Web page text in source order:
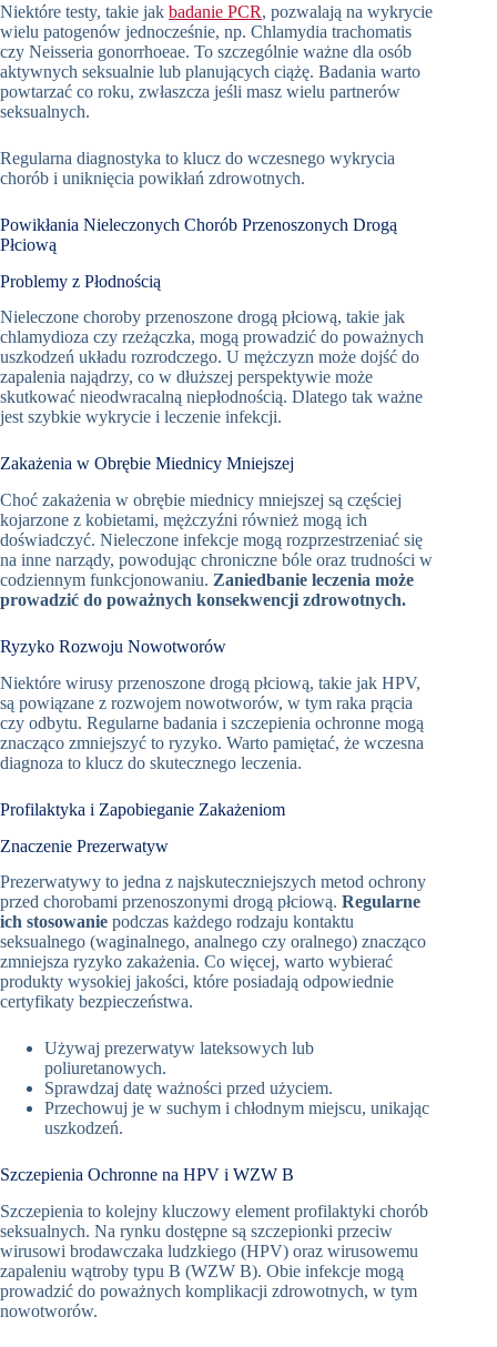
Niektóre testy, takie jak badanie PCR, pozwalają na wykrycie
wielu patogenów jednocześnie, np. Chlamydia trachomatis
czy Neisseria gonorrhoeae. To szczególnie ważne dla osób
aktywnych seksualnie lub planujących ciążę. Badania warto
powtarzać co roku, zwłaszcza jeśli masz wielu partnerów
seksualnych.
Regularna diagnostyka to klucz do wczesnego wykrycia
chorób i uniknięcia powikłań zdrowotnych.
Powikłania Nieleczonych Chorób Przenoszonych Drogą
Płciową
Problemy z Płodnością
Nieleczone choroby przenoszone drogą płciową, takie jak
chlamydioza czy rzeżączka, mogą prowadzić do poważnych
uszkodzeń układu rozrodczego. U mężczyzn może dojść do
zapalenia najądrzy, co w dłuższej perspektywie może
skutkować nieodwracalną niepłodnością. Dlatego tak ważne
jest szybkie wykrycie i leczenie infekcji.
Zakażenia w Obrębie Miednicy Mniejszej
Choć zakażenia w obrębie miednicy mniejszej są częściej
kojarzone z kobietami, mężczyźni również mogą ich
doświadczyć. Nieleczone infekcje mogą rozprzestrzeniać się
na inne narządy, powodując chroniczne bóle oraz trudności w
codziennym funkcjonowaniu. Zaniedbanie leczenia może
prowadzić do poważnych konsekwencji zdrowotnych.
Ryzyko Rozwoju Nowotworów
Niektóre wirusy przenoszone drogą płciową, takie jak HPV,
są powiązane z rozwojem nowotworów, w tym raka prącia
czy odbytu. Regularne badania i szczepienia ochronne mogą
znacząco zmniejszyć to ryzyko. Warto pamiętać, że wczesna
diagnoza to klucz do skutecznego leczenia.
Profilaktyka i Zapobieganie Zakażeniom
Znaczenie Prezerwatyw
Prezerwatywy to jedna z najskuteczniejszych metod ochrony
przed chorobami przenoszonymi drogą płciową. Regularne
ich stosowanie podczas każdego rodzaju kontaktu
seksualnego (waginalnego, analnego czy oralnego) znacząco
zmniejsza ryzyko zakażenia. Co więcej, warto wybierać
produkty wysokiej jakości, które posiadają odpowiednie
certyfikaty bezpieczeństwa.
Używaj prezerwatyw lateksowych lub
poliuretanowych.
Sprawdzaj datę ważności przed użyciem.
Przechowuj je w suchym i chłodnym miejscu, unikając
uszkodzeń.
Szczepienia Ochronne na HPV i WZW B
Szczepienia to kolejny kluczowy element profilaktyki chorób
seksualnych. Na rynku dostępne są szczepionki przeciw
wirusowi brodawczaka ludzkiego (HPV) oraz wirusowemu
zapaleniu wątroby typu B (WZW B). Obie infekcje mogą
prowadzić do poważnych komplikacji zdrowotnych, w tym
nowotworów.